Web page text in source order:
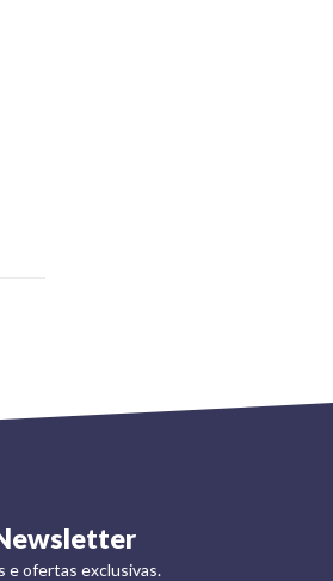
e ofertas exclusivas.